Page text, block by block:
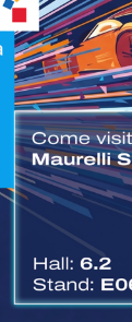
, e
nel
una massa
prestazioni
al
the Year